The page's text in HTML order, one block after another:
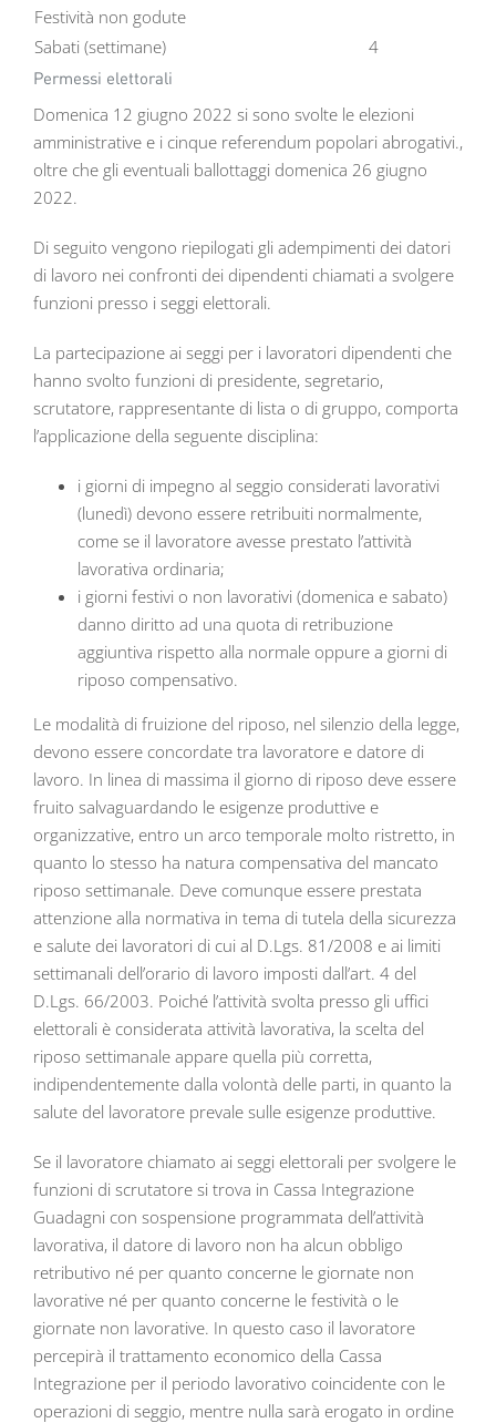
Festività non godute
Sabati (settimane)
4
Permessi elettorali
Domenica 12 giugno 2022 si sono svolte le elezioni
amministrative e i cinque referendum popolari abrogativi.,
oltre che gli eventuali ballottaggi domenica 26 giugno
2022.
Di seguito vengono riepilogati gli adempimenti dei datori
di lavoro nei confronti dei dipendenti chiamati a svolgere
funzioni presso i seggi elettorali.
La partecipazione ai seggi per i lavoratori dipendenti che
hanno svolto funzioni di presidente, segretario,
scrutatore, rappresentante di lista o di gruppo, comporta
l’applicazione della seguente disciplina:
i giorni di impegno al seggio considerati lavorativi
(lunedì) devono essere retribuiti normalmente,
come se il lavoratore avesse prestato l’attività
lavorativa ordinaria;
i giorni festivi o non lavorativi (domenica e sabato)
danno diritto ad una quota di retribuzione
aggiuntiva rispetto alla normale oppure a giorni di
riposo compensativo.
Le modalità di fruizione del riposo, nel silenzio della legge,
devono essere concordate tra lavoratore e datore di
lavoro. In linea di massima il giorno di riposo deve essere
fruito salvaguardando le esigenze produttive e
organizzative, entro un arco temporale molto ristretto, in
quanto lo stesso ha natura compensativa del mancato
riposo settimanale. Deve comunque essere prestata
attenzione alla normativa in tema di tutela della sicurezza
e salute dei lavoratori di cui al D.Lgs. 81/2008 e ai limiti
settimanali dell’orario di lavoro imposti dall’art. 4 del
D.Lgs. 66/2003. Poiché l’attività svolta presso gli uffici
elettorali è considerata attività lavorativa, la scelta del
riposo settimanale appare quella più corretta,
indipendentemente dalla volontà delle parti, in quanto la
salute del lavoratore prevale sulle esigenze produttive.
Se il lavoratore chiamato ai seggi elettorali per svolgere le
funzioni di scrutatore si trova in Cassa Integrazione
Guadagni con sospensione programmata dell’attività
lavorativa, il datore di lavoro non ha alcun obbligo
retributivo né per quanto concerne le giornate non
lavorative né per quanto concerne le festività o le
giornate non lavorative. In questo caso il lavoratore
percepirà il trattamento economico della Cassa
Integrazione per il periodo lavorativo coincidente con le
operazioni di seggio, mentre nulla sarà erogato in ordine